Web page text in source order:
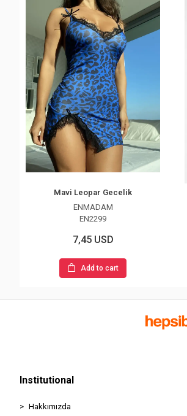
Mavi Leopar Gecelik
ENMADAM
EN2299
7,45 USD
Add to cart
Institutional
Hakkımızda